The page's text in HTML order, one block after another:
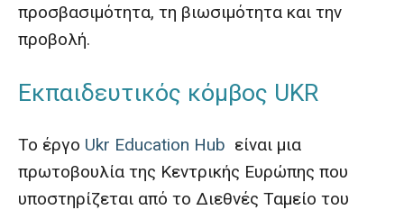
προσβασιμότητα, τη βιωσιμότητα και την
προβολή.
Εκπαιδευτικός κόμβος UKR
Το έργο Ukr Education Hub είναι μια
πρωτοβουλία της Κεντρικής Ευρώπης που
υποστηρίζεται από το Διεθνές Ταμείο του